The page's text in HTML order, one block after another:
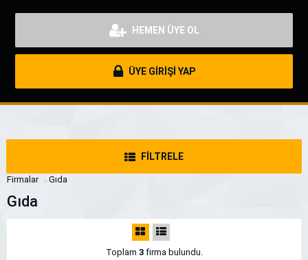
HEMEN ÜYE OL
ÜYE GİRİŞİ YAP
FİLTRELE
Firmalar Gıda
Gıda
Toplam 3firma bulundu.